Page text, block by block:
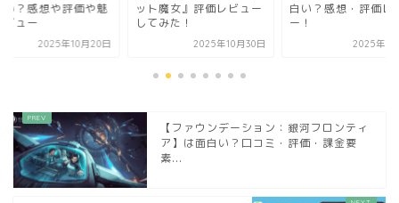
魔女』評価レビュー
みた！
2025年10月30日
白い？感想・評価レビュ
ー！
2025年11月2日
魔団 攻略ガイド＆
ャラ育成と効率的な
2026年1
【ファウンデーション：銀河フロンティ
ア】は面白い？口コミ・評価・課金要
素...